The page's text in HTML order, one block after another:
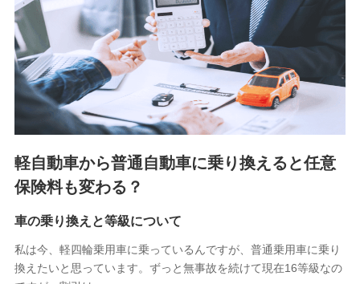
株式会社アシロ少額短期保険 (https://kailash.co.jp/)
SBIいきいき少額短期保険会社 (https://www.i-
sedai.com/)
SBIペット少額短期保険株式会社 (https://www.sbipet-
ssi.co.jp/)
SBIリスタ少額短期保険会社
(https://www.jishin.co.jp/)
スマートプラス少額短期保険株式会社
チューリッヒ少額短期保険株式会社
(https://www.zurichssi.co.jp/)
(https://www.tokiomarine-x.co.jp/)
(https://pshoken.co.jp/)
リトルファミリー少額短期保険株式会社
軽自動車から普通自動車に乗り換えると任意
保険料も変わる？
車の乗り換えと等級について
私は今、軽四輪乗用車に乗っているんですが、普通乗用車に乗り
換えたいと思っています。ずっと無事故を続けて現在16等級なの